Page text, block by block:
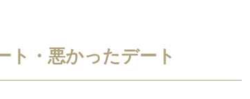
ト・悪かったデート